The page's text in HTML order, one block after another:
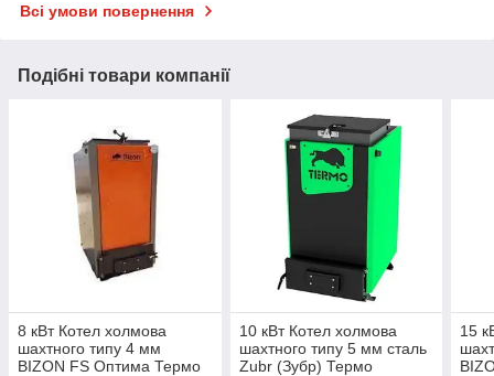
Всі умови повернення
Подібні товари компанії
8 кВт Котел холмова
шахтного типу 4 мм
BIZON FS Оптима Термо
10 кВт Котел холмова
шахтного типу 5 мм сталь
Zubr (Зубр) Термо
15